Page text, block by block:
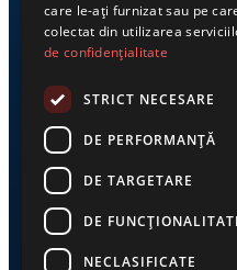
care le-ați furnizat sau pe
colectat din utilizarea
de confidențialitate
STRICT NECESARE
DE PERFORMANȚĂ
DE TARGETARE
DE
NECLASIFICATE